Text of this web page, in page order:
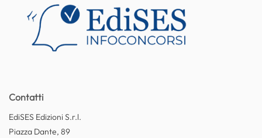
Contatti
EdiSES Edizioni S.r.l.
Piazza Dante, 89